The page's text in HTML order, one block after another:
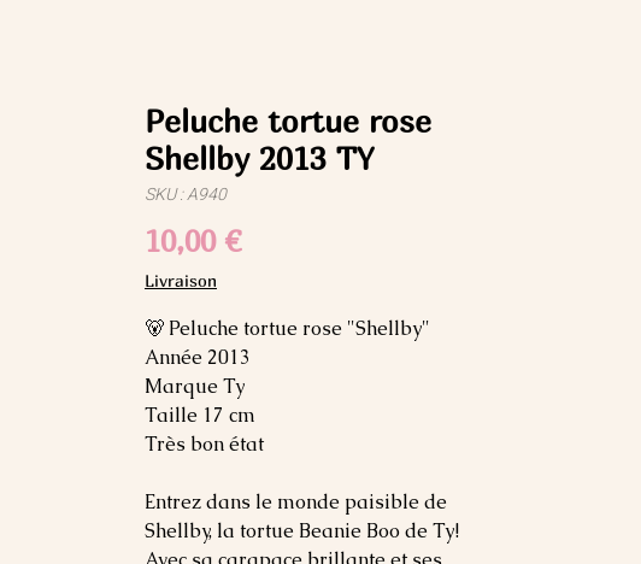
Peluche tortue rose
Shellby 2013 TY
SKU : A940
10,00 €Prix
Livraison
🐻 Peluche tortue rose "Shellby"
Année 2013
Marque Ty
Taille 17 cm
Très bon état
Entrez dans le monde paisible de
Shellby, la tortue Beanie Boo de Ty!